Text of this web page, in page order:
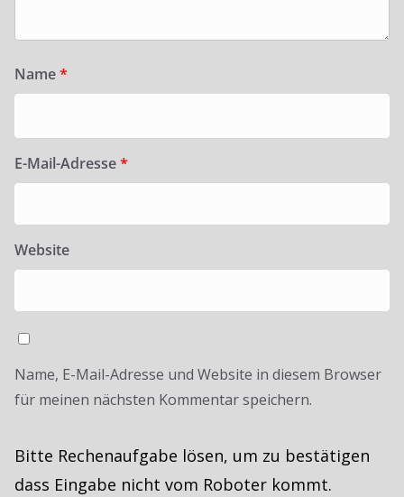
Name*
E-Mail-Adresse*
Website
Name, E-Mail-Adresse und Website in diesem Browser
für meinen nächsten Kommentar speichern.
Bitte Rechenaufgabe lösen, um zu bestätigen
dass Eingabe nicht vom Roboter kommt.